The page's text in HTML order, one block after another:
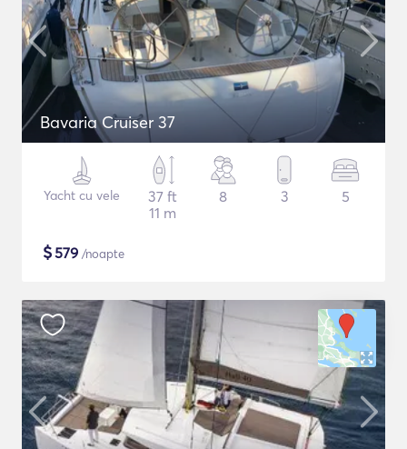
Bavaria Cruiser 37
Yacht cu vele
37 ft
11 m
8 3 5
$579 /noapte